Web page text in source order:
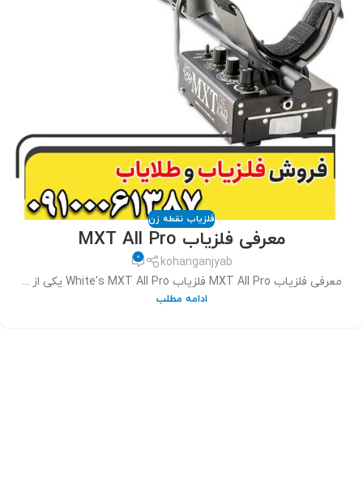
فلزیاب نقطه زن
معرفی فلزیاب MXT All Pro
kohanganjyab
0
معرفی فلزیاب MXT All Pro فلزیاب White's MXT All Pro یکی از ...
ادامه مطلب